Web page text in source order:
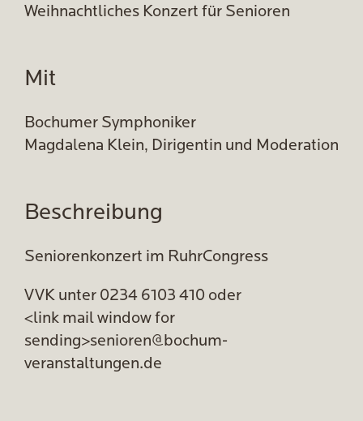
Weihnachtliches Konzert für Senioren
Mit
Bochumer Symphoniker
Magdalena Klein, Dirigentin und Moderation
Beschreibung
Seniorenkonzert im RuhrCongress
VVK unter 0234 6103 410 oder
<link mail window for
sending>senioren@bochum-
veranstaltungen.de